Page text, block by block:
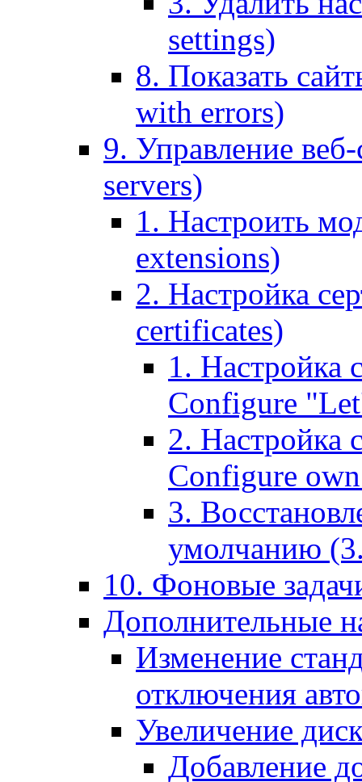
settings)
8. Показать
with errors)
9. Управление
servers)
1. Настроить
extensions)
2. Настройка
certificates)
1. Настройка
Configure
2. Настройка
Configure
3.
умолчанию
10. Фоновые
Дополнительные
Изменение
отключения
Увеличение
Добавление